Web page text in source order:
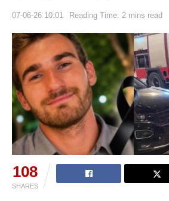
07-06-26 10:01 Reading Time: 2 mins read
108
SHARES